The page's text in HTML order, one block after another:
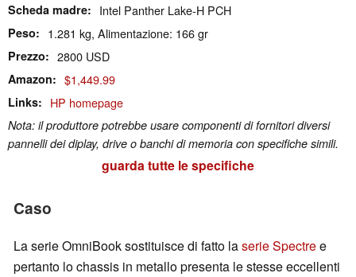
Scheda madre Intel Panther Lake-H PCH
Peso 1.281 kg, Alimentazione: 166 gr
Prezzo 2800 USD
Amazon $1,449.99
Links HP homepage
Nota: il produttore potrebbe usare componenti di fornitori diversi
pannelli dei diplay, drive o banchi di memoria con specifiche simili.
guarda tutte le specifiche
Caso
La serie OmniBook sostituisce di fatto laserie Spectree
pertanto lo chassis in metallo presenta le stesse eccellenti